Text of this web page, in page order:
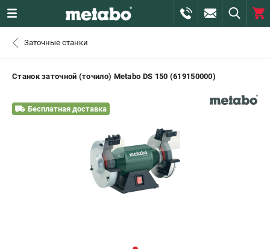
ЗАКАЗАТЬ ЗАПЧАСТЬ
+7 (911) 360-06-14 | +7 (8112) 59-10-67
- ЗАКАЗ ЗАПЧАСТЕЙ
+7 (812) 407-39-48 - ЗАКАЗ ИЗДЕЛИЙ
САНКТ-ПЕТЕРБУРГ
0 ₽
Заточные станки
Станок заточной (точило) Metabo DS 150 (619150000)
Бесплатная доставка